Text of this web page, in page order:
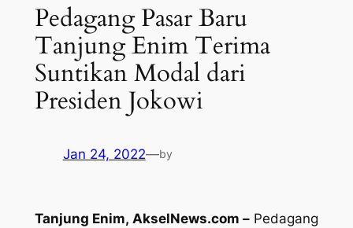
Pedagang Pasar Baru
Tanjung Enim Terima
Suntikan Modal dari
Presiden Jokowi
Jan 24, 2022—by
Tanjung Enim, AkselNews.com –Pedagang